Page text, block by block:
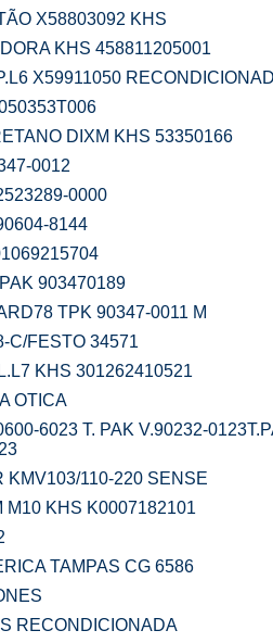
X58803092 KHS
KHS 458811205001
X59911050
DIXM KHS 53350166
0012
0000
8144
903470189
TPK 90347-0011 M
C/FESTO 34571
KHS 301262410521
OTICA
6023 T. PAK V.90232-
KMV103/110-220 SENSE
M10 KHS K0007182101
TAMPAS CG 6586
RECONDICIONADA